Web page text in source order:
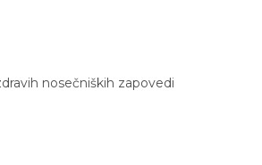
nosečniških zapovedi